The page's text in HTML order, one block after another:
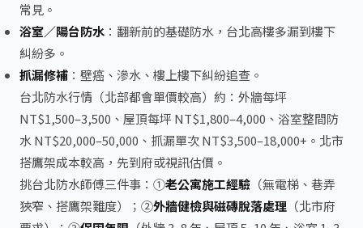
常見。
浴室／陽台防水 ：翻新前的基礎防水，台北高樓多漏到樓下
糾紛多。
抓漏修補 ：壁癌、滲水、樓上樓下糾紛追查。
台北防水行情（北部都會單價較高）約：外牆每坪
NT$1,500–3,500、屋頂每坪 NT$1,800–4,000、浴室整間防
水 NT$20,000–50,000、抓漏單次 NT$3,500–18,000+。北市
搭鷹架成本較高，先到府或視訊估價。
挑台北防水師傅三件事：①老公寓施工經驗 （無電梯、巷弄
狹窄、搭鷹架難度）；②外牆健檢與磁磚脫落處理 （北市府